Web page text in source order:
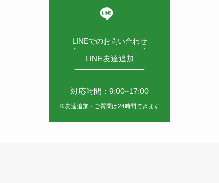
LINEでのお問い合わせ
LINE友達追加
対応時間：9:00~17:00
※友達追加・ご質問は24時間できます